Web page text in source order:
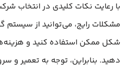
با رعایت نکات کلیدی در انتخاب
مشکلات رایج، می‌توانید از سیستم
شکل ممکن استفاده کنید و
دهید. بنابراین، توجه به تعمیر و